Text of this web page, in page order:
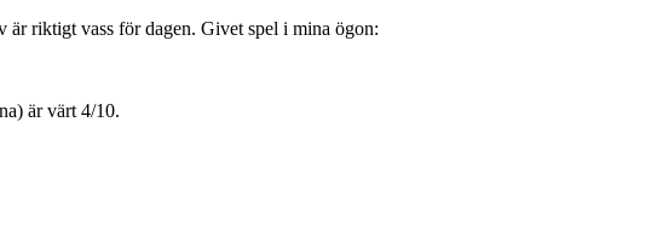
är riktigt vass för dagen. Givet spel i mina ögon:
är värt 4/10.